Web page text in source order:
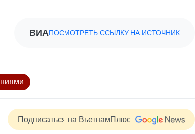
ВИАПОСМОТРЕТЬ ССЫЛКУ НА ИСТОЧНИК
Подписаться на ВьетнамПлюс